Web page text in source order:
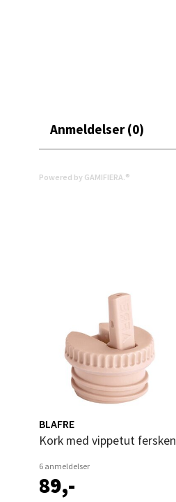
Anmeldelser (0)
Powered by GAMIFIERA.®
BLAFRE
Kork med vippetut fersken
6 anmeldelser
89,-